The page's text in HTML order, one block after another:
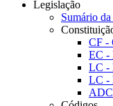
Legislação
Sumário
CF -
EC -
LC -
LC -